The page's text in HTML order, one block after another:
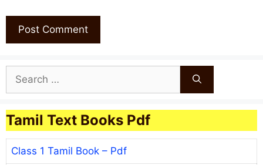
Search
for:
Tamil Text Books Pdf
Class 1 Tamil Book – Pdf